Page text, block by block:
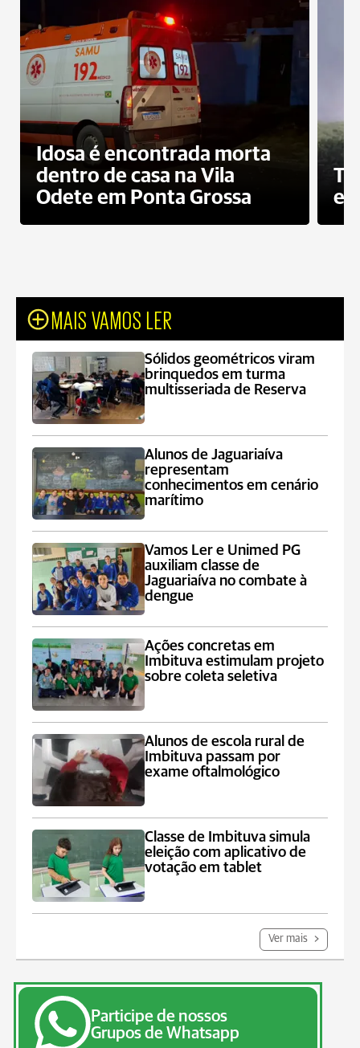
Idosa é encontrada morta
dentro de casa na Vila
Odete em Ponta Grossa
e
MAIS VAMOS LER
Sólidos geométricos viram
brinquedos em turma
multisseriada de Reserva
Alunos de Jaguariaíva
representam
conhecimentos em cenário
marítimo
Vamos Ler e Unimed PG
auxiliam classe de
Jaguariaíva no combate à
dengue
Ações concretas em
Imbituva estimulam projeto
sobre coleta seletiva
Alunos de escola rural de
Imbituva passam por
exame oftalmológico
Classe de Imbituva simula
eleição com aplicativo de
votação em tablet
Ver mais
Participe de nossos
Grupos de Whatsapp